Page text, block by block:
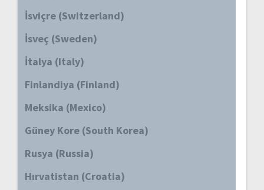
İsviçre (Switzerland)
İsveç (Sweden)
İtalya (Italy)
Finlandiya (Finland)
Meksika (Mexico)
Güney Kore (South Korea)
Rusya (Russia)
Hırvatistan (Croatia)